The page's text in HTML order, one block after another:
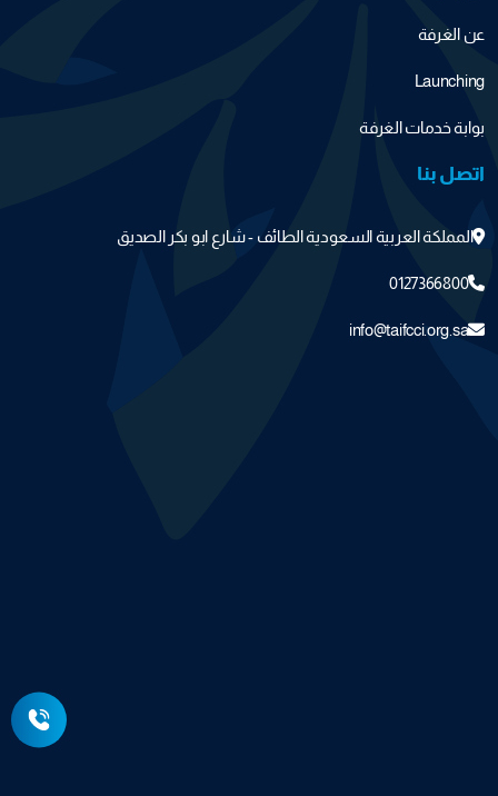
عن الغرفة
Launching
بوابة خدمات الغرفة
اتصل بنا
المملكة العربية السعودية الطائف - شارع ابو بكر الصديق
0127366800
info@taifcci.org.sa